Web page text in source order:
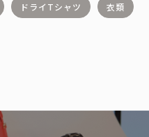
ドライTシャツ 衣類